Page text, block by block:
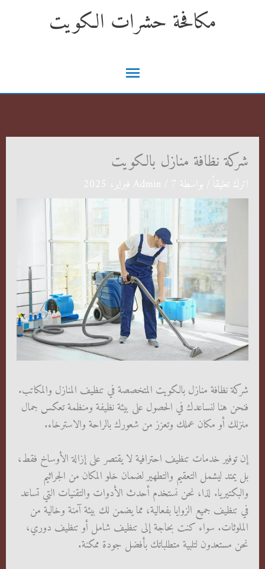
مكافحة حشرات الكويت
القائمة
الرئيسية
شركة نظافة منازل بالكويت
اترك تعليقاً / بواسطة Admin 7 فبراير، 2025
شركة نظافة منازل بالكويت المتخصصة في تنظيف المنازل والمكاتب.
فنحن هنا لنساعدك في الحصول على بيئة نظيفة ومنظمة تعكس جمال
منزلك أو مكان عملك وتعزز من شعورك بالراحة والاسترخاء.
إن توفير خدمات تنظيف احترافية لا يقتصر على إزالة الأوساخ فقط،
بل يمتد ليشمل التعقيم والتطهير لضمان خلو المكان من الجراثيم
والبكتيريا. لذا، نحن نستخدم أحدث الأدوات والتقنيات التي تساعد
في تنظيف جميع الزوايا بفعالية، مما يضمن لك بيئة آمنة وخالية من
الملوثات. سواء كنت بحاجة إلى تنظيف شامل أو تنظيف دوري،
نحن مستعدون لتلبية متطلباتك بأفضل جودة ممكنة.